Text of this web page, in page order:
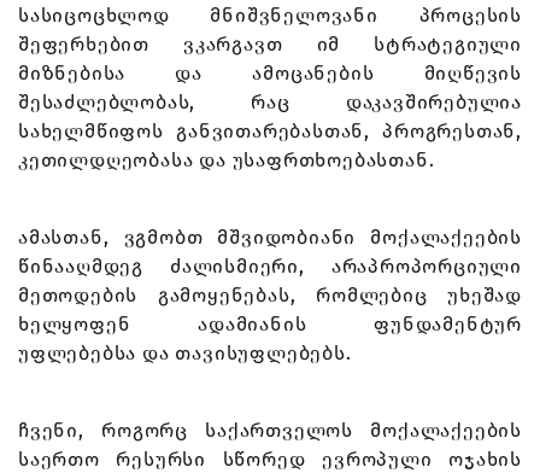
სასიცოცხლოდ მნიშვნელოვანი პროცესის
შეფერხებით ვკარგავთ იმ სტრატეგიული
მიზნებისა და ამოცანების მიღწევის
შესაძლებლობას, რაც დაკავშირებულია
სახელმწიფოს განვითარებასთან, პროგრესთან,
კეთილდღეობასა და უსაფრთხოებასთან.
ამასთან, ვგმობთ მშვიდობიანი მოქალაქეების
წინააღმდეგ ძალისმიერი, არაპროპორციული
მეთოდების გამოყენებას, რომლებიც უხეშად
ხელყოფენ ადამიანის ფუნდამენტურ
უფლებებსა და თავისუფლებებს.
ჩვენი, როგორც საქართველოს მოქალაქეების
საერთო რესურსი სწორედ ევროპული ოჯახის